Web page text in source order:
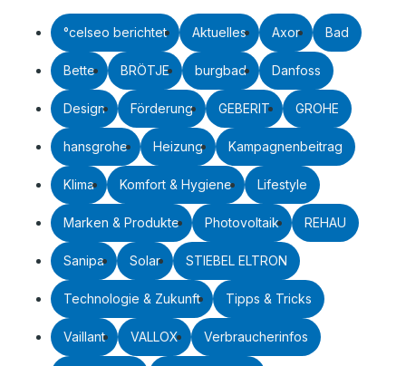
°celseo berichtet Aktuelles Axor Bad
Bette BRÖTJE burgbad Danfoss
Design Förderung GEBERIT GROHE
hansgrohe Heizung Kampagnenbeitrag
Klima Komfort & Hygiene Lifestyle
Marken & Produkte Photovoltaik REHAU
Sanipa Solar STIEBEL ELTRON
Technologie & Zukunft Tipps & Tricks
Vaillant VALLOX Verbraucherinfos